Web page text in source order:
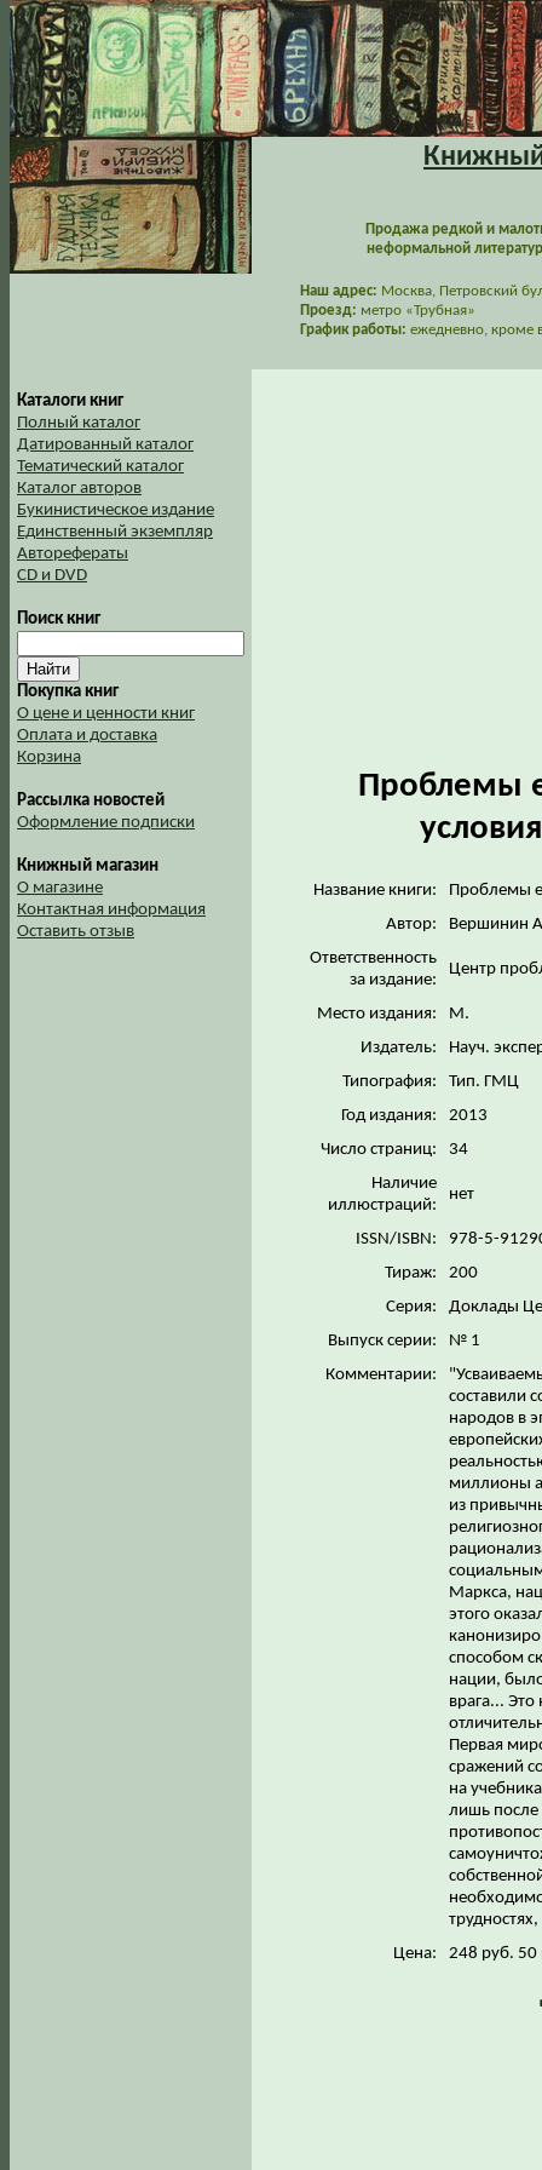
Книжный
Продажа редкой и
неформальной
Наш адрес: Москва, Петровский
Проезд: метро «Трубная»
График работы: ежедневно, кроме
Каталоги книг
Полный каталог
Датированный каталог
Тематический каталог
Каталог авторов
Букинистическое издание
Единственный экземпляр
Авторефераты
CD и DVD
Поиск книг
Покупка книг
О цене и ценности книг
Оплата и доставка
Корзина
Рассылка новостей
Оформление подписки
Книжный магазин
О магазине
Контактная информация
Оставить отзыв
Проблемы
Название книги:
Проблемы
Автор:
Вершинин
Ответственность
за издание:
Центр
Место издания:
М.
Издатель:
Науч.
Типография:
Тип. ГМЦ
Год издания:
2013
Число страниц:
34
Наличие
иллюстраций:
нет
ISSN/ISBN:
978-5-
Тираж:
200
Серия:
Доклады
Выпуск серии:
№ 1
Комментарии:
составили
народов в
миллионы
из
Маркса,
этого
способом
нации,
врага...
Первая
сражений
на
лишь после
Цена:
248 руб. 50